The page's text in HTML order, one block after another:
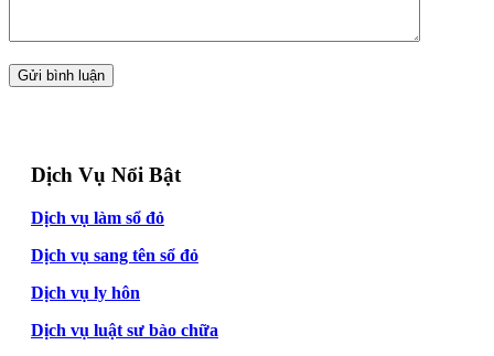
Dịch Vụ Nổi Bật
Dịch vụ làm sổ đỏ
Dịch vụ sang tên sổ đỏ
Dịch vụ ly hôn
Dịch vụ luật sư bào chữa